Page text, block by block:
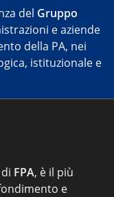
del Gruppo
e aziende
della PA, nei
istituzionale e
FPA, è il più
e